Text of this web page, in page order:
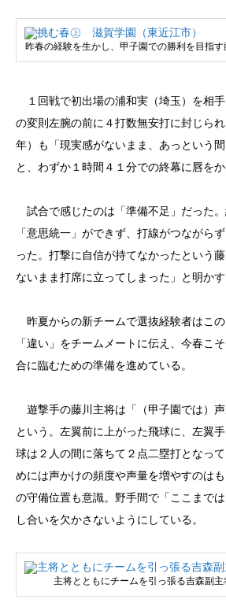
昨春の経験を生かし、甲子園での勝利を目指す
１回戦で初出場の浦和実（埼玉）を相
の変則左腕の前に４打数無安打に封じら
年）も「現実感がないまま、あっという間
と、わずか１時間４１分での終幕に唇をか
試合で感じたのは「準備不足」だった
「意思統一」ができず、打線がつながら
った。打撃に自信が持てなかったという
ないまま打席に立ってしまった」と明かす
昨夏からの新チームで選抜経験者はこ
「違い」をチームメートに伝え、今春こ
合に臨むための準備を進めている。
遊撃手の藤川主将は「（甲子園では）声
という。左翼前に上がった飛球に、左翼
球は２人の間に落ちて２点二塁打となっ
めには声かけの頻度や声量を増やすのは
の守備位置も意識。野手間で「ここまで
し合いを欠かさないようにしている。
主将とともにチームを引っ張る吉森副主